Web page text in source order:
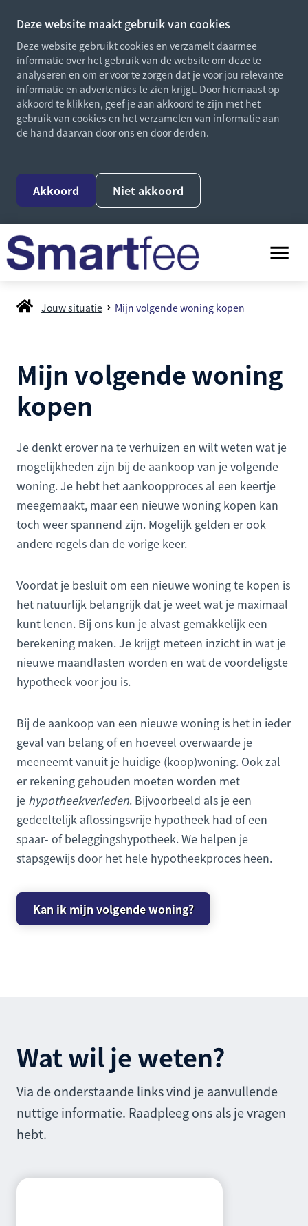
Deze website maakt gebruik van cookies
Deze website gebruikt cookies en verzamelt daarmee
informatie over het gebruik van de website om deze te
analyseren en om er voor te zorgen dat je voor jou relevante
informatie en advertenties te zien krijgt. Door hiernaast op
akkoord te klikken, geef je aan akkoord te zijn met het
gebruik van cookies en het verzamelen van informatie aan
de hand daarvan door ons en door derden.
Akkoord Niet akkoord
Jouw situatie Mijn volgende woning kopen
Mijn volgende woning
kopen
Je denkt erover na te verhuizen en wilt weten wat je
mogelijkheden zijn bij de aankoop van je volgende
woning. Je hebt het aankoopproces al een keertje
meegemaakt, maar een nieuwe woning kopen kan
toch weer spannend zijn. Mogelijk gelden er ook
andere regels dan de vorige keer.
Voordat je besluit om een nieuwe woning te kopen is
het natuurlijk belangrijk dat je weet wat je maximaal
kunt lenen. Bij ons kun je alvast gemakkelijk een
berekening maken. Je krijgt meteen inzicht in wat je
nieuwe maandlasten worden en wat de voordeligste
hypotheek voor jou is.
Bij de aankoop van een nieuwe woning is het in ieder
geval van belang of en hoeveel overwaarde je
meeneemt vanuit je huidige (koop)woning. Ook zal
er rekening gehouden moeten worden met
je hypotheekverleden. Bijvoorbeeld als je een
gedeeltelijk aflossingsvrije hypotheek had of een
spaar- of beleggingshypotheek. We helpen je
stapsgewijs door het hele hypotheekproces heen.
Kan ik mijn volgende woning?
Wat wil je weten?
Via de onderstaande links vind je aanvullende
nuttige informatie. Raadpleeg ons als je vragen
hebt.